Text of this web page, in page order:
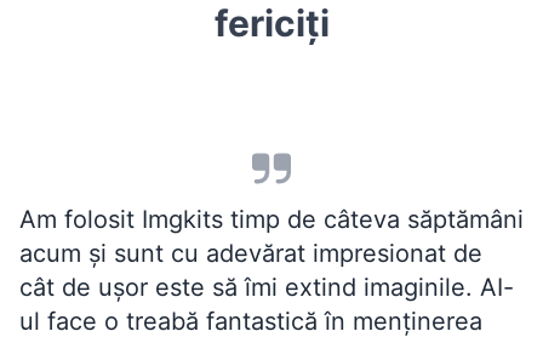
fericiți
Am folosit Imgkits timp de câteva săptămâni
acum și sunt cu adevărat impresionat de
cât de ușor este să îmi extind imaginile. AI-
ul face o treabă fantastică în menținerea